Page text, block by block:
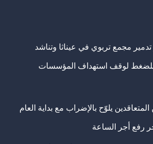
مجمع تربوي في عيناثا وتناشد
للضغط لوقف استهداف المؤسسات
يلوّح بالإضراب مع بداية العام
رفع أجر الساعة